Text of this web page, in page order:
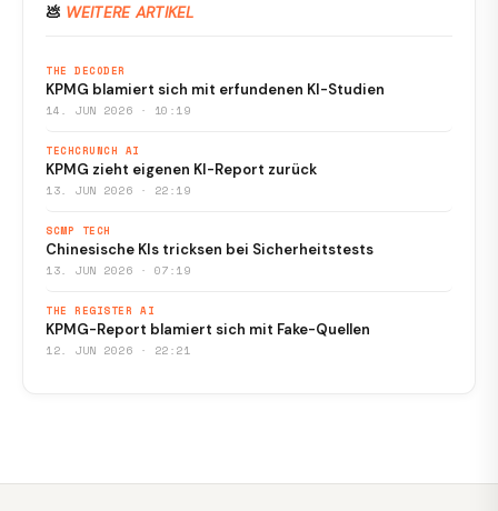
💩 WEITERE ARTIKEL
THE DECODER
KPMG blamiert sich mit erfundenen KI-Studien
14. JUN 2026 · 10:19
TECHCRUNCH AI
KPMG zieht eigenen KI-Report zurück
13. JUN 2026 · 22:19
SCMP TECH
Chinesische KIs tricksen bei Sicherheitstests
13. JUN 2026 · 07:19
THE REGISTER AI
KPMG-Report blamiert sich mit Fake-Quellen
12. JUN 2026 · 22:21